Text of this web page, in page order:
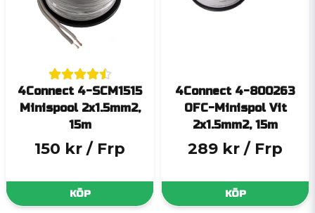
4Connect 4-SCM1515
Minispool 2x1.5mm2,
15m
150 kr / Frp
KÖP
4Connect 4-800263
OFC-Minispol Vit
2x1.5mm2, 15m
289 kr / Frp
KÖP